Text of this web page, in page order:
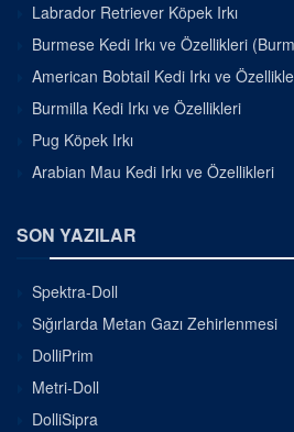
Labrador Retriever Köpek Irkı
Burmese Kedi Irkı ve Özellikleri
American Bobtail Kedi Irkı ve
Burmilla Kedi Irkı ve Özellikleri
Pug Köpek Irkı
Arabian Mau Kedi Irkı ve Özellikleri
SON YAZILAR
Spektra-Doll
Sığırlarda Metan Gazı Zehirlenmesi
DolliPrim
Metri-Doll
DolliSipra